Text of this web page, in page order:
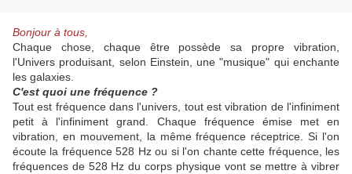
Bonjour à tous,
Chaque chose, chaque être possède sa propre vibration,
l'Univers produisant, selon Einstein, une "musique" qui enchante
les galaxies.
C'est quoi une fréquence ?
Tout est fréquence dans l'univers, tout est vibration de l'infiniment
petit à l'infiniment grand. Chaque fréquence émise met en
vibration, en mouvement, la même fréquence réceptrice. Si l'on
écoute la fréquence 528 Hz ou si l'on chante cette fréquence, les
fréquences de 528 Hz du corps physique vont se mettre à vibrer